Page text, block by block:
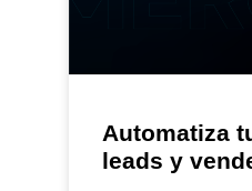
Automatiza
leads y